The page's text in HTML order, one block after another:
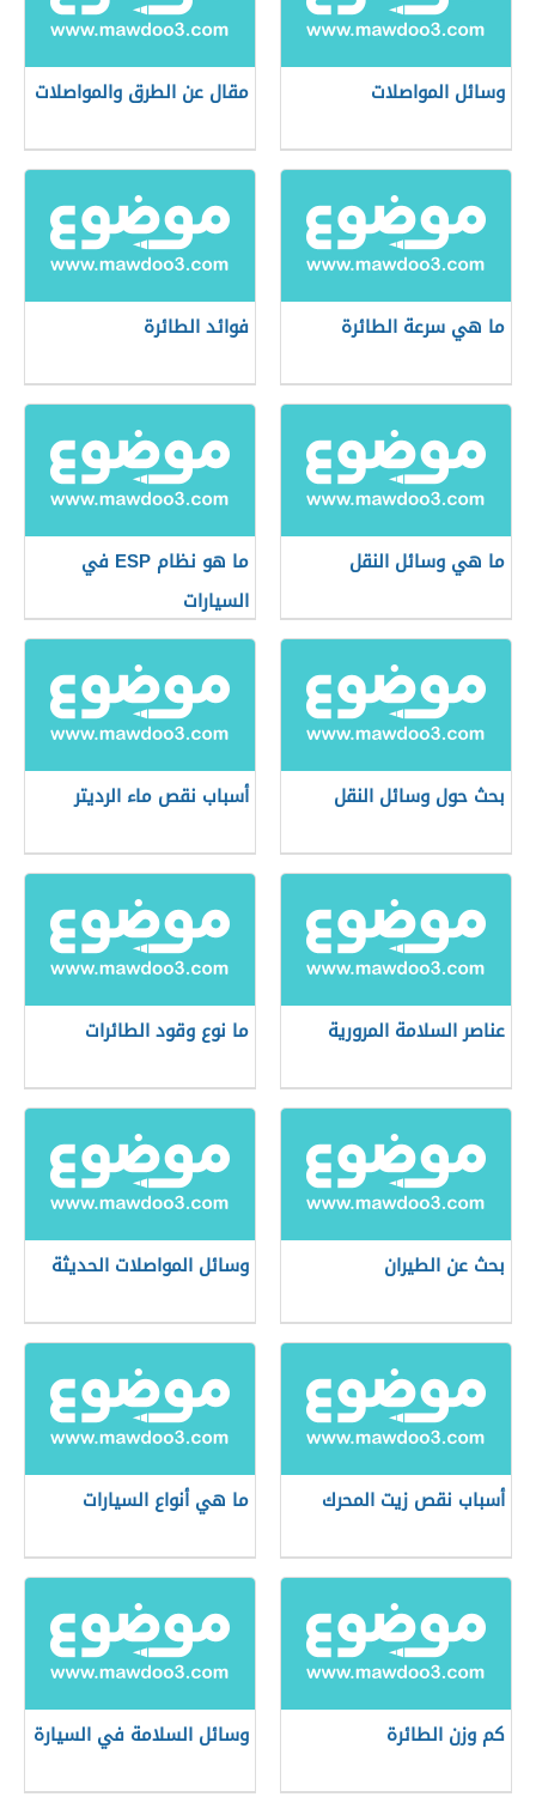
وسائل المواصلات مقال عن الطرق والمواصلات
ما هي سرعة الطائرة فوائد الطائرة
ما هي وسائل النقل
ما هو نظام ESP في
السيارات
بحث حول وسائل النقل أسباب نقص ماء الرديتر
عناصر السلامة المرورية ما نوع وقود الطائرات
بحث عن الطيران وسائل المواصلات الحديثة
أسباب نقص زيت المحرك ما هي أنواع السيارات
كم وزن الطائرة وسائل السلامة في السيارة